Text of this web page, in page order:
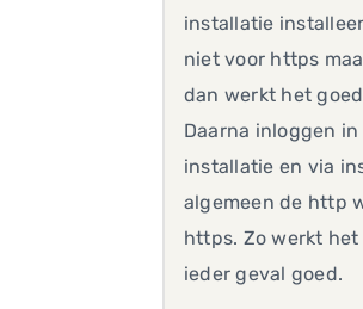
installatie
niet voor https
dan werkt het
Daarna inloggen
installatie en via
algemeen de http
https. Zo werkt het
ieder geval goed.